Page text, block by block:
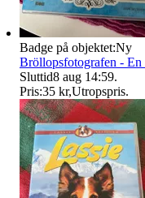
Badge på objektet:Ny
Bröllopsfotografen -
Sluttid8 aug 14:59.
Pris:35 kr,Utropspris.